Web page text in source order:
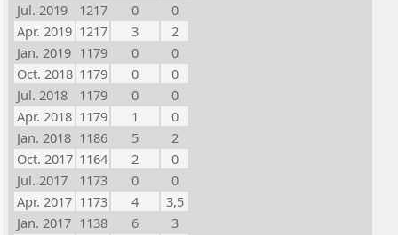
Jul. 2019
1217 0
0
Apr. 2019 1217 3
2
Jan. 2019 1179 0
0
Oct. 2018 1179 0
0
Jul. 2018
1179 0
0
Apr. 2018 1179 1
0
Jan. 2018 1186 5
2
Oct. 2017 1164 2
0
Jul. 2017
1173 0
0
Apr. 2017 1173 4
3,5
Jan. 2017 1138 6
3